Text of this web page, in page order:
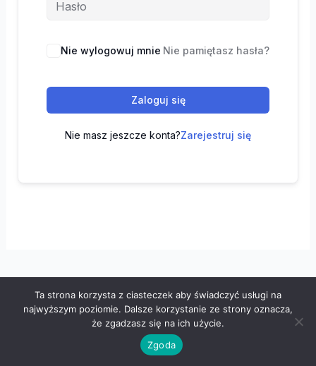
Nie wylogowuj mnie Nie pamiętasz hasła?
Zaloguj się
Nie masz jeszcze konta?Zarejestruj się
Wszelkie prawa zastrzeżone © 2026 "100 z matematyki" -
Polityka prywatności- Regulamin
Ta strona korzysta z ciasteczek aby świadczyć usługi na
najwyższym poziomie. Dalsze korzystanie ze strony oznacza,
że zgadzasz się na ich użycie.
Zgoda